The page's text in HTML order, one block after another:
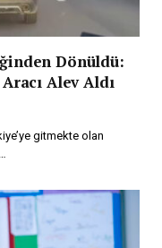
Dönüldü:
Alev Aldı
gitmekte olan